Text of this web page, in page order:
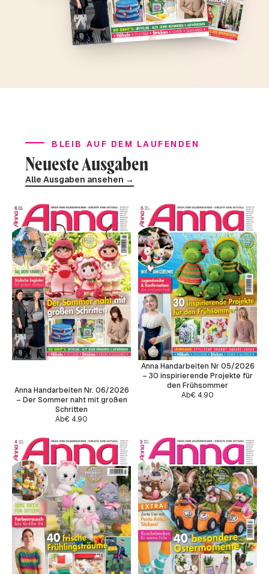
BLEIB AUF DEM LAUFENDEN
Neueste Ausgaben
Alle Ausgaben ansehen →
Anna Handarbeiten Nr. 06/2026
– Der Sommer naht mit großen
Schritten
Ab€ 4.90
Anna Handarbeiten Nr 05/2026
– 30 inspirierende Projekte für
den Frühsommer
Ab€ 4.90